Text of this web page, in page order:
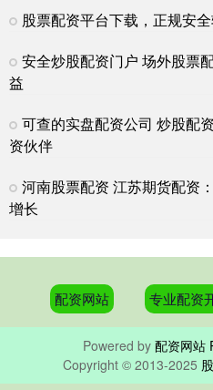
的资金管理方式，正受到越来越多
股票如何配资 杭州股票配资公司：
配资网站
州股票配资公司应运而生，为投资
股票配资越大配资 股票配资平台推
配资网站 2025-04-06
在股票市场中，资金是至关重要的
股票配资平台下载，正规安
安全炒股配资门户 场外股票
益
可查的实盘配资公司 炒股配
资伙伴
河南股票配资 江苏期货配资
增长
配资网站 专业配资
Powered by 配资网站
Copyright © 2013-2025